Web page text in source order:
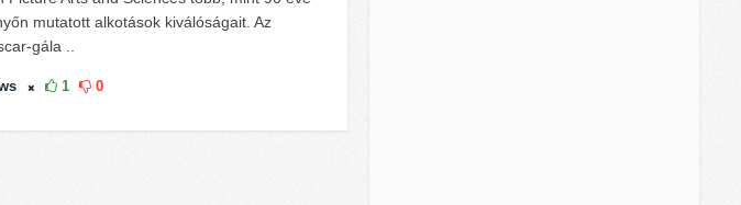
mutatott alkotások kiválóságait. Az
gála ..
1 0